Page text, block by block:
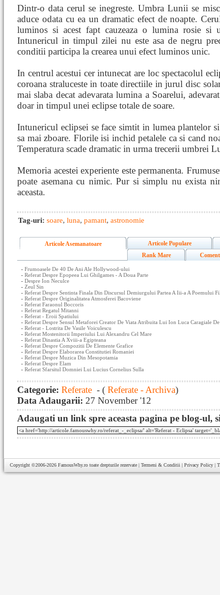
Dintr-o data cerul se inegreste. Umbra Lunii se
aduce odata cu ea un dramatic efect de noapte.
luminos si acest fapt cauzeaza o lumina rosie si
Intunericul in timpul zilei nu este asa de negru
conditii participa la crearea unui efect luminos unic.
In centrul acestui cer intunecat are loc spectacolul
coroana straluceste in toate directiile in jurul disc
mai slaba decat adevarata lumina a Soarelui,
doar in timpul unei eclipse totale de soare.
Intunericul eclipsei se face simtit in lumea plantelor
sa mai zboare. Florile isi inchid petalele ca si cand
Temperatura scade dramatic in urma trecerii umbrei
Memoria acestei experiente este permanenta.
poate asemana cu nimic. Pur si simplu nu exista
aceasta.
Tag-uri: soare, luna, pamant, astronomie
Articole Asemanatoare
Articole Populare
Rank Mare
- Frumoasele De 40 De Ani Ale Hollywood-ului
- Referat Despre Epopeea Lui Ghilgames - A Doua Parte
- Despre Ion Neculce
- Zeul Sin
- Referat Despre Sentinta Finala Din Discursul Demiurgului Partea A Iii-a A Poemului
- Referat Despre Originalitatea Atmosferei Bacoviene
- Referat Faraonul Boccoris
- Referat Regatul Mitanni
- Referat - Eroii Spatiului
- Referat Despre Sensul Metaforei Creator De Viata Atribuita Lui Ion Luca Caragiale
- Referat - Lostrita De Vasile Voiculescu
- Referat Mostenitorii Imperiului Lui Alexandru Cel Mare
- Referat Dinastia A Xviii-a Egipteana
- Referat Despre Compozitii De Elemente Grafice
- Referat Despre Elaborarea Constitutiei Romaniei
- Referat Despre Muzica Din Mesopotamia
- Referat Despre Elam
- Referat Sfarsitul Domniei Lui Lucius Cornelius Sulla
Categorie: Referate - ( Referate - Archiva)
Data Adaugarii: 27 November '12
Adaugati un link spre aceasta pagina pe blog-ul,
Copyright ©2006-2026 FamousWhy.ro toate drepturile rezervate | Termeni & Conditii | Privacy Policy |